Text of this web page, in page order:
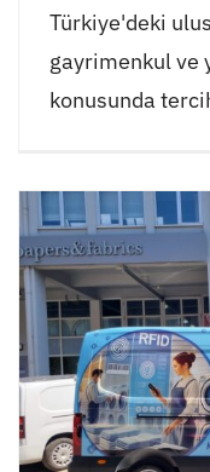
Türkiye'deki
gayrimenkul ve
konusunda